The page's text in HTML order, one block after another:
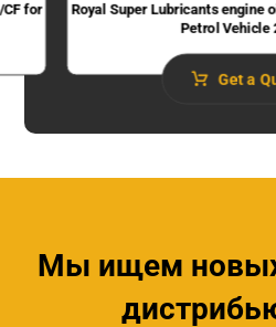
CF for
Royal Super Lubricants engine
Petrol Vehicle
Get a
Мы ищем